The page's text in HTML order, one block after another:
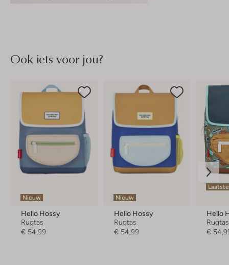
Ook iets voor jou?
Nieuw
Hello Hossy
Rugtas
€ 54,99
Nieuw
Hello Hossy
Rugtas
€ 54,99
Hello
Rugtas
€